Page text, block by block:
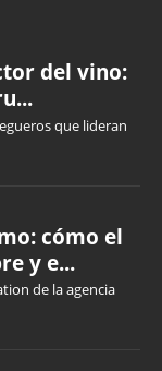
del vino:
que lideran
cómo el
y e...
de la agencia